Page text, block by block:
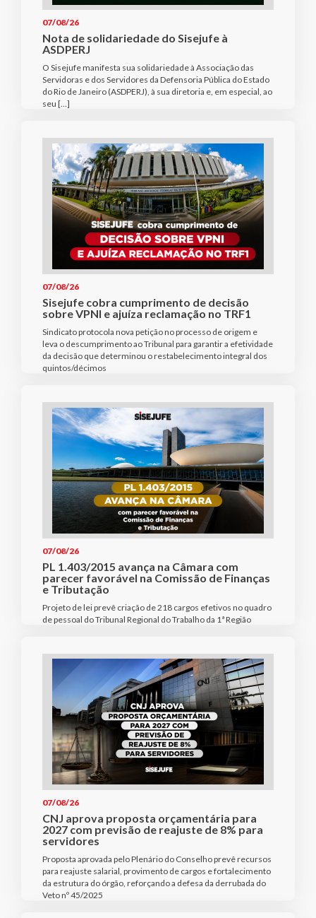
07/08/26
Nota de solidariedade do Sisejufe à
ASDPERJ
O Sisejufe manifesta sua solidariedade à Associação das
Servidoras e dos Servidores da Defensoria Pública do Estado
do Rio de Janeiro (ASDPERJ), à sua diretoria e, em especial, ao
seu […]
07/08/26
Sisejufe cobra cumprimento de decisão
sobre VPNI e ajuíza reclamação no TRF1
Sindicato protocola nova petição no processo de origem e
leva o descumprimento ao Tribunal para garantir a efetividade
da decisão que determinou o restabelecimento integral dos
quintos/décimos
07/08/26
PL 1.403/2015 avança na Câmara com
parecer favorável na Comissão de Finanças
e Tributação
Projeto de lei prevê criação de 218 cargos efetivos no quadro
de pessoal do Tribunal Regional do Trabalho da 1ª Região
07/08/26
CNJ aprova proposta orçamentária para
2027 com previsão de reajuste de 8% para
servidores
Proposta aprovada pelo Plenário do Conselho prevê recursos
para reajuste salarial, provimento de cargos e fortalecimento
da estrutura do órgão, reforçando a defesa da derrubada do
Veto nº 45/2025